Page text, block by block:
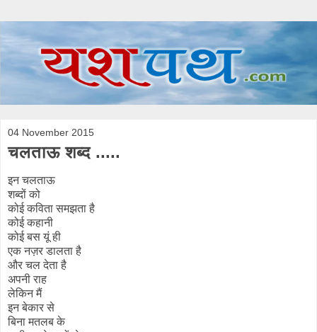
04 November 2015
चलताऊ शब्द .....
इन चलताऊ
शब्दों को
कोई कविता समझता है
कोई कहानी
कोई बस यूं ही
एक नज़र डालता है
और चल देता है
अपनी राह
लेकिन मैं
इन बेकार से
बिना मतलब के